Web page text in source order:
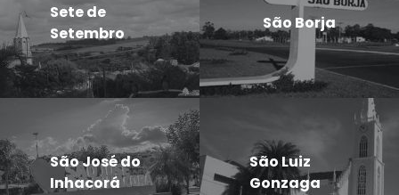
Sete de
Setembro
São Borja
São José do
Inhacorá
São Luiz
Gonzaga